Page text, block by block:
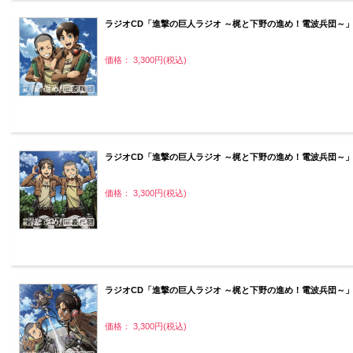
ラジオCD「進撃の巨人ラジオ ～梶と下野の進め！電波兵団～
価格： 3,300円(税込)
ラジオCD「進撃の巨人ラジオ ～梶と下野の進め！電波兵団～
価格： 3,300円(税込)
ラジオCD「進撃の巨人ラジオ ～梶と下野の進め！電波兵団～
価格： 3,300円(税込)